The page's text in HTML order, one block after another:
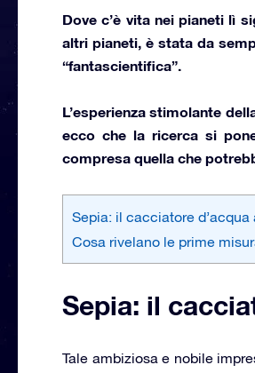
Dove c’è vita nei pianeti lì
altri pianeti, è stata da
“fantascientifica”.
L’esperienza stimolante
ecco che la ricerca si
compresa quella che
Sepia: il cacciatore d’acqua
Cosa rivelano le prime
Sepia: il
Tale ambiziosa e nobile